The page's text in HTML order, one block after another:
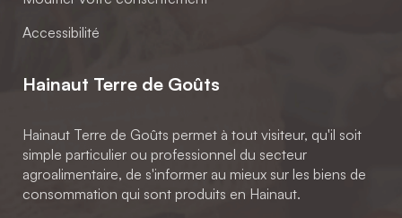
Accessibilité
Hainaut Terre de Goûts
Hainaut Terre de Goûts permet à tout visiteur, qu'il soit
simple particulier ou professionnel du secteur
agroalimentaire, de s'informer au mieux sur les biens de
consommation qui sont produits en Hainaut.